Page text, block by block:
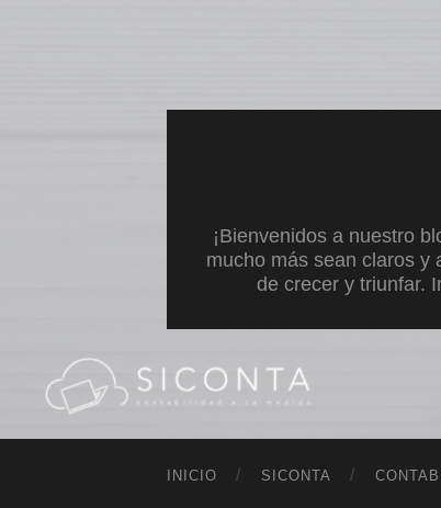
¡Bienvenidos a nuestro
mucho más sean claros y
de crecer y triunfar.
INICIO SICONTA